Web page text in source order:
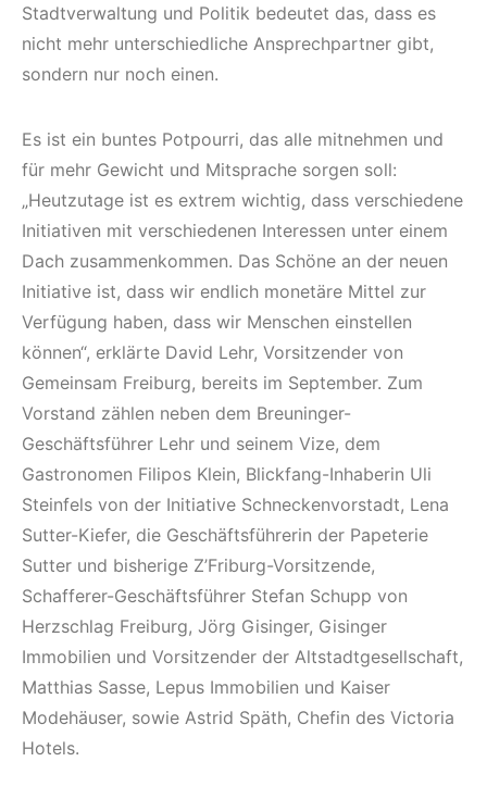
Stadtverwaltung und Politik bedeutet das, dass es
nicht mehr unterschiedliche Ansprechpartner gibt,
sondern nur noch einen.
Es ist ein buntes Potpourri, das alle mitnehmen und
für mehr Gewicht und Mitsprache sorgen soll:
„Heutzutage ist es extrem wichtig, dass verschiedene
Initiativen mit verschiedenen Interessen unter einem
Dach zusammenkommen. Das Schöne an der neuen
Initiative ist, dass wir endlich monetäre Mittel zur
Verfügung haben, dass wir Menschen einstellen
können“, erklärte David Lehr, Vorsitzender von
Gemeinsam Freiburg, bereits im September. Zum
Vorstand zählen neben dem Breuninger-
Geschäftsführer Lehr und seinem Vize, dem
Gastronomen Filipos Klein, Blickfang-Inhaberin Uli
Steinfels von der Initiative Schneckenvorstadt, Lena
Sutter-Kiefer, die Geschäftsführerin der Papeterie
Sutter und bisherige Z’Friburg-Vorsitzende,
Schafferer-Geschäftsführer Stefan Schupp von
Herzschlag Freiburg, Jörg Gisinger, Gisinger
Immobilien und Vorsitzender der Altstadtgesellschaft,
Matthias Sasse, Lepus Immobilien und Kaiser
Modehäuser, sowie Astrid Späth, Chefin des Victoria
Hotels.